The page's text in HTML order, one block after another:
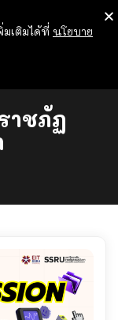
าชภัฏ
เติมได้ที่ นโยบาย